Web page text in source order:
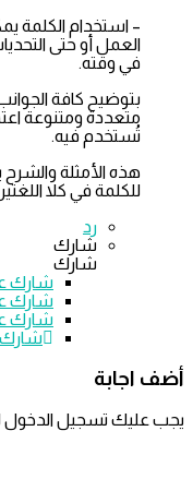
– استخدام الكلمة يمكن
العمل أو حتى التحديات
في وقته.
متعددة ومتنوعة اعتمادًا
تُستخدم فيه.
هذه الأمثلة والشرح
للكلمة في كلا اللغتين،
شارك
شارك
شارك على
شارك على
شارك على
شارك على
تسجيل الدخول